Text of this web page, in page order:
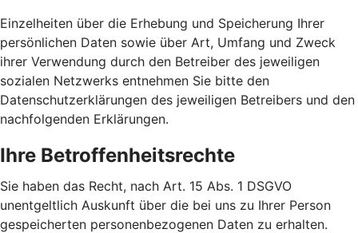
Einzelheiten über die Erhebung und Speicherung Ihrer
persönlichen Daten sowie über Art, Umfang und Zweck
ihrer Verwendung durch den Betreiber des jeweiligen
sozialen Netzwerks entnehmen Sie bitte den
Datenschutzerklärungen des jeweiligen Betreibers und den
nachfolgenden Erklärungen.
Ihre Betroffenheitsrechte
Sie haben das Recht, nach Art. 15 Abs. 1 DSGVO
unentgeltlich Auskunft über die bei uns zu Ihrer Person
gespeicherten personenbezogenen Daten zu erhalten.